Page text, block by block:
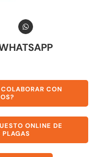
CON
ONLINE DE
PLAGAS